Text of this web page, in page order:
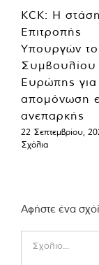
KCK: Η
Επιτροπής
Υπουργών
Συμβουλίου
Ευρώπης για
απομόνωση
ανεπαρκής
22 Σεπτεμβρίου,
Σχόλια
Αφήστε ένα